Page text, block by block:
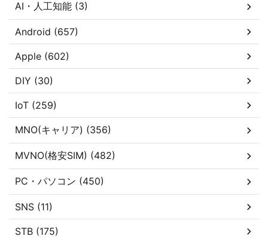
AI・人工知能 (3)
Android (657)
Apple (602)
DIY (30)
IoT (259)
MNO(キャリア) (356)
MVNO(格安SIM) (482)
PC・パソコン (450)
SNS (11)
STB (175)